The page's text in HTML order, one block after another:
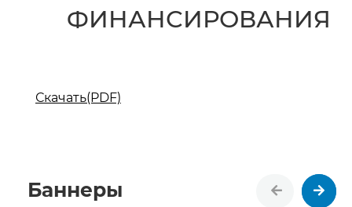
ФИНАНСИРОВАНИЯ
Скачать(PDF)
Баннеры